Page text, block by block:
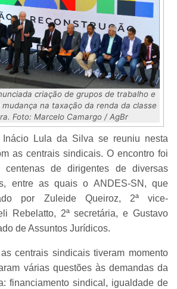
criação de grupos de trabalho e
na taxação da renda da classe
Foto: Marcelo Camargo / AgBr
Lula da Silva se reuniu nesta
as centrais sindicais. O encontro foi
centenas de dirigentes de diversas
entre as quais o ANDES-SN, que
por Zuleide Queiroz, 2ª vice-
Rebelatto, 2ª secretária, e Gustavo
de Assuntos Jurídicos.
centrais sindicais tiveram momento
várias questões às demandas da
financiamento sindical, igualdade de